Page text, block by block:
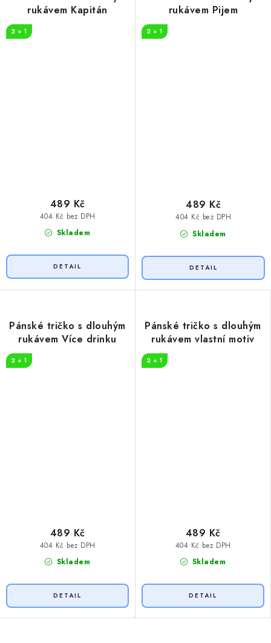
rukávem Kapitán
2 + 1
Skladem
404 Kč bez DPH
489 Kč
rukávem Pijem
2 + 1
Skladem
404 Kč bez DPH
489 Kč
Pánské tričko s dlouhým
rukávem Více drinku
2 + 1
Skladem
404 Kč bez DPH
489 Kč
Pánské tričko s dlouhým
rukávem vlastní motiv
2 + 1
Skladem
404 Kč bez DPH
489 Kč